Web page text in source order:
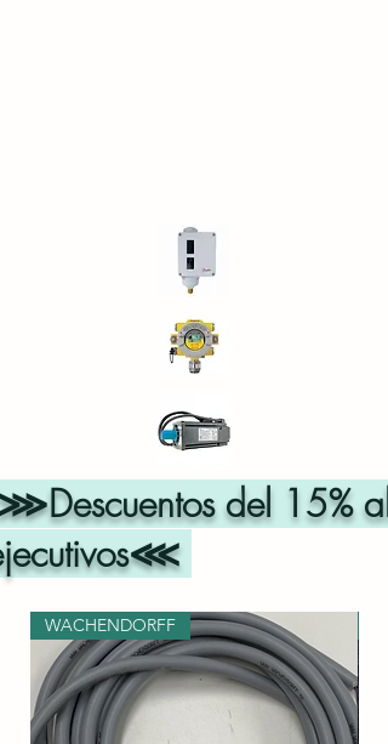
del 15% al
WACHENDORFF